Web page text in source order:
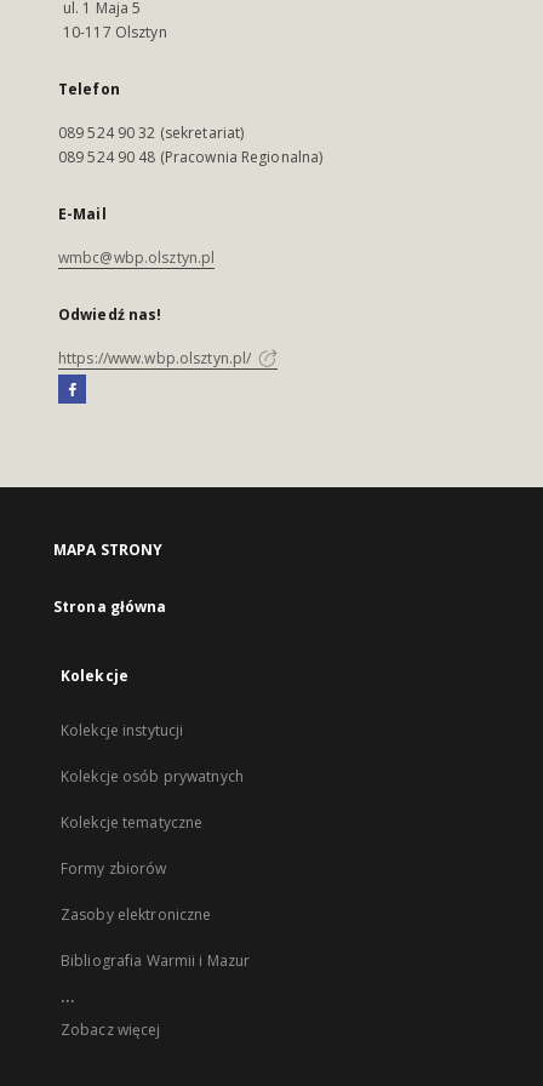
ul. 1 Maja 5
10-117 Olsztyn
Telefon
089 524 90 32 (sekretariat)
089 524 90 48 (Pracownia Regionalna)
E-Mail
wmbc@wbp.olsztyn.pl
Odwiedź nas!
https://www.wbp.olsztyn.pl/
MAPA STRONY
Strona główna
Kolekcje
Kolekcje instytucji
Kolekcje osób prywatnych
Kolekcje tematyczne
Formy zbiorów
Zasoby elektroniczne
Bibliografia Warmii i Mazur
...
Zobacz więcej